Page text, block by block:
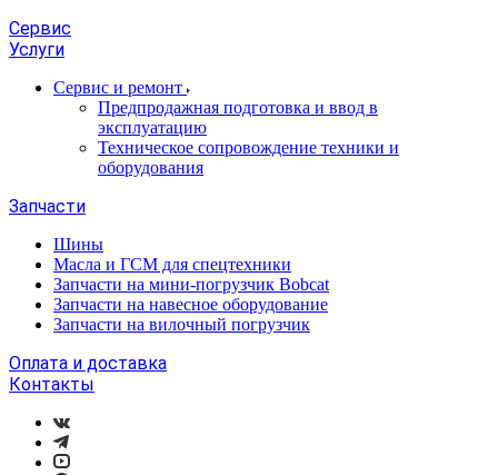
Сервис
Услуги
Сервис и ремонт
Предпродажная подготовка и ввод в
эксплуатацию
Техническое сопровождение техники и
оборудования
Запчасти
Шины
Масла и ГСМ для спецтехники
Запчасти на мини-погрузчик Bobcat
Запчасти на навесное оборудование
Запчасти на вилочный погрузчик
Оплата и доставка
Контакты